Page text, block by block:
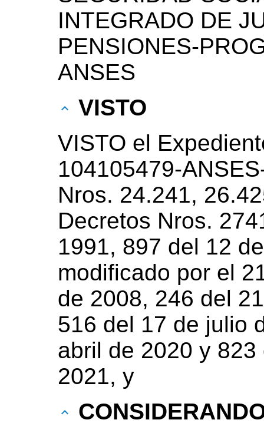
INTEGRADO DE
PENSIONES-
ANSES
VISTO
VISTO el
104105479-
Nros. 24.241,
Decretos Nros.
1991, 897 del 12
modificado por el
de 2008, 246 del
516 del 17 de julio
abril de 2020 y
2021, y